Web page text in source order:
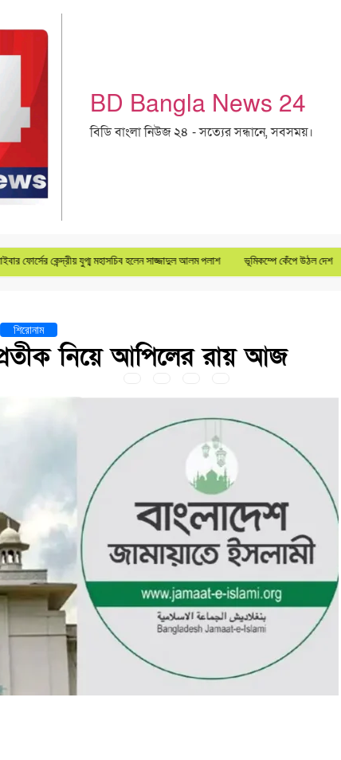
BD Bangla News 24
বিডি বাংলা নিউজ ২৪ - সত্যের সন্ধানে, সবসময়।
কেন্দ্রীয় যুগ্ম মহাসচিব হলেন সাজ্জাদুল আলম পলাশ ভূমিকম্পে কেঁপে উঠল দেশ
শিরোনাম
নিয়ে আপিলের রায় আজ